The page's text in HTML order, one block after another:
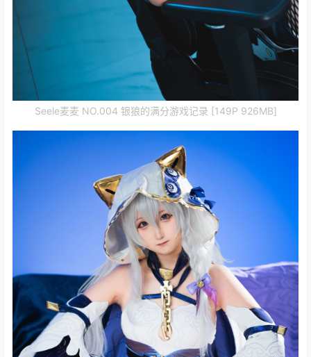
Seele麦麦 NO.004 银狼的满分游戏记录 [149P 926MB]